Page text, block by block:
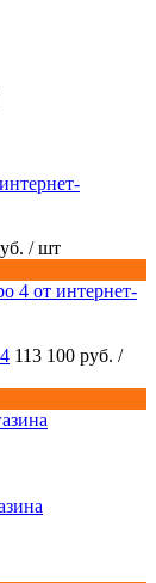
/ шт
113 100 руб. /